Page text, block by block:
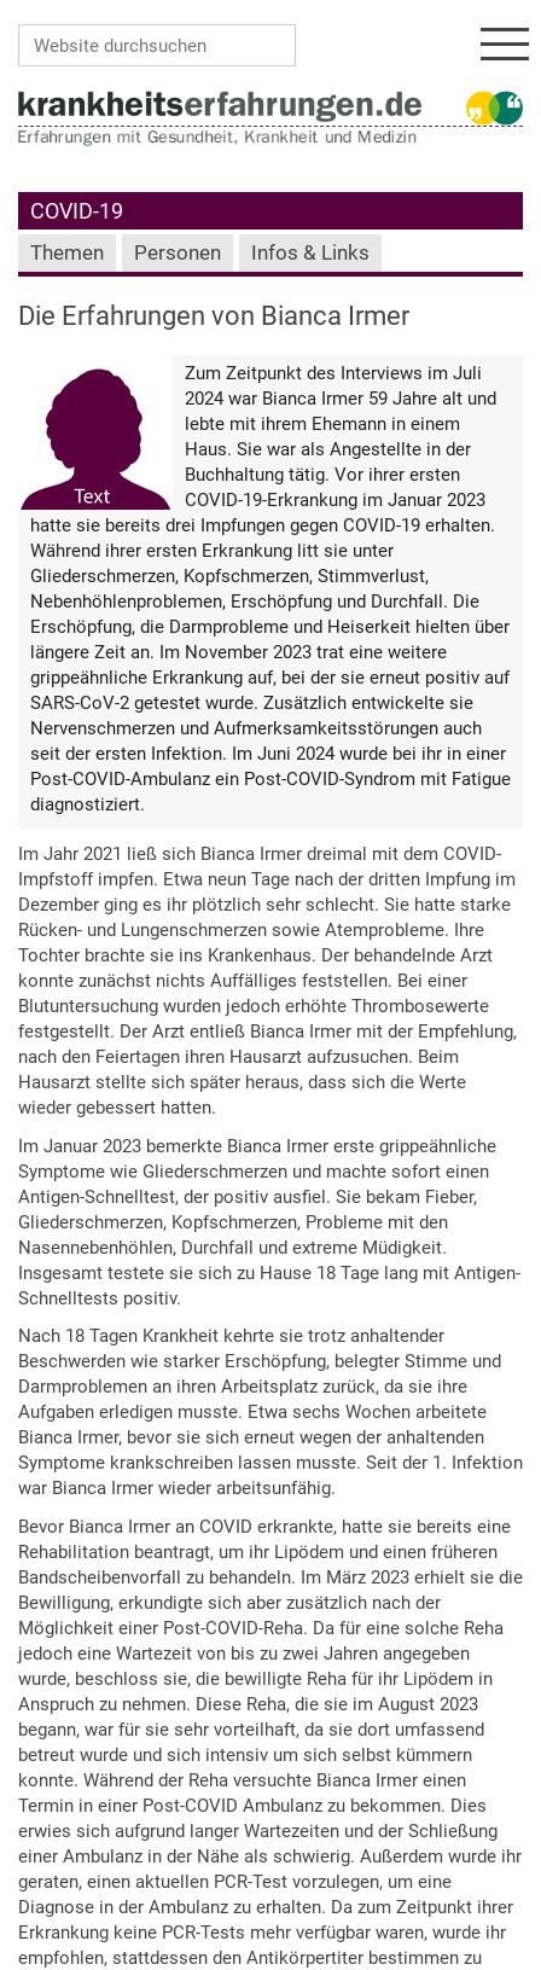
COVID-19
Themen Personen Infos & Links
Die Erfahrungen von Bianca Irmer
Zum Zeitpunkt des Interviews im Juli
2024 war Bianca Irmer 59 Jahre alt und
lebte mit ihrem Ehemann in einem
Haus. Sie war als Angestellte in der
Buchhaltung tätig. Vor ihrer ersten
COVID-19-Erkrankung im Januar 2023
hatte sie bereits drei Impfungen gegen COVID-19 erhalten.
Während ihrer ersten Erkrankung litt sie unter
Gliederschmerzen, Kopfschmerzen, Stimmverlust,
Nebenhöhlenproblemen, Erschöpfung und Durchfall. Die
Erschöpfung, die Darmprobleme und Heiserkeit hielten über
längere Zeit an. Im November 2023 trat eine weitere
grippeähnliche Erkrankung auf, bei der sie erneut positiv auf
SARS-CoV-2 getestet wurde. Zusätzlich entwickelte sie
Nervenschmerzen und Aufmerksamkeitsstörungen auch
seit der ersten Infektion. Im Juni 2024 wurde bei ihr in einer
Post-COVID-Ambulanz ein Post-COVID-Syndrom mit Fatigue
diagnostiziert.
Im Jahr 2021 ließ sich Bianca Irmer dreimal mit dem COVID-
Impfstoff impfen. Etwa neun Tage nach der dritten Impfung im
Dezember ging es ihr plötzlich sehr schlecht. Sie hatte starke
Rücken- und Lungenschmerzen sowie Atemprobleme. Ihre
Tochter brachte sie ins Krankenhaus. Der behandelnde Arzt
konnte zunächst nichts Auffälliges feststellen. Bei einer
Blutuntersuchung wurden jedoch erhöhte Thrombosewerte
festgestellt. Der Arzt entließ Bianca Irmer mit der Empfehlung,
nach den Feiertagen ihren Hausarzt aufzusuchen. Beim
Hausarzt stellte sich später heraus, dass sich die Werte
wieder gebessert hatten.
Im Januar 2023 bemerkte Bianca Irmer erste grippeähnliche
Symptome wie Gliederschmerzen und machte sofort einen
Antigen-Schnelltest, der positiv ausfiel. Sie bekam Fieber,
Gliederschmerzen, Kopfschmerzen, Probleme mit den
Nasennebenhöhlen, Durchfall und extreme Müdigkeit.
Insgesamt testete sie sich zu Hause 18 Tage lang mit Antigen-
Schnelltests positiv.
Nach 18 Tagen Krankheit kehrte sie trotz anhaltender
Beschwerden wie starker Erschöpfung, belegter Stimme und
Darmproblemen an ihren Arbeitsplatz zurück, da sie ihre
Aufgaben erledigen musste. Etwa sechs Wochen arbeitete
Bianca Irmer, bevor sie sich erneut wegen der anhaltenden
Symptome krankschreiben lassen musste. Seit der 1. Infektion
war Bianca Irmer wieder arbeitsunfähig.
Bevor Bianca Irmer an COVID erkrankte, hatte sie bereits eine
Rehabilitation beantragt, um ihr Lipödem und einen früheren
Bandscheibenvorfall zu behandeln. Im März 2023 erhielt sie die
Bewilligung, erkundigte sich aber zusätzlich nach der
Möglichkeit einer Post-COVID-Reha. Da für eine solche Reha
jedoch eine Wartezeit von bis zu zwei Jahren angegeben
wurde, beschloss sie, die bewilligte Reha für ihr Lipödem in
Anspruch zu nehmen. Diese Reha, die sie im August 2023
begann, war für sie sehr vorteilhaft, da sie dort umfassend
betreut wurde und sich intensiv um sich selbst kümmern
konnte. Während der Reha versuchte Bianca Irmer einen
Termin in einer Post-COVID Ambulanz zu bekommen. Dies
erwies sich aufgrund langer Wartezeiten und der Schließung
einer Ambulanz in der Nähe als schwierig. Außerdem wurde ihr
geraten, einen aktuellen PCR-Test vorzulegen, um eine
Diagnose in der Ambulanz zu erhalten. Da zum Zeitpunkt ihrer
Erkrankung keine PCR-Tests mehr verfügbar waren, wurde ihr
empfohlen, stattdessen den Antikörpertiter bestimmen zu